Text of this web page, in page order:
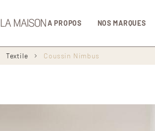
Navigation
A PROPOS NOS MARQUES
Textile Coussin Nimbus